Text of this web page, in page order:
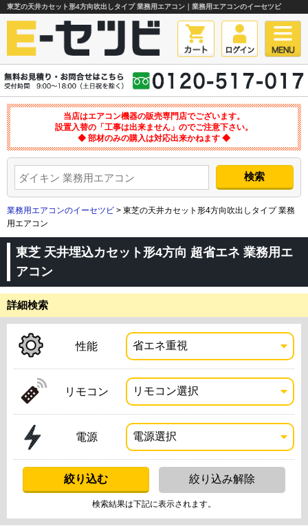
東芝の天井カセット形4方向吹出しタイプ 業務用エアコン｜業務用エアコンのイーセツビ
当店はエアコン機器の販売専門店でございます。
設置入替の「工事は出来ません」のでご注意下さい。
◆ 部材のみの購入は対応出来かねます ◆
業務用エアコンのイーセツビ > 東芝の天井カセット形4方向吹出しタイプ 業務
用エアコン
東芝 天井埋込カセット形4方向 超省エネ 業務用エ
アコン
詳細検索
性能
リモコン
電源
検索結果は下記に表示されます。